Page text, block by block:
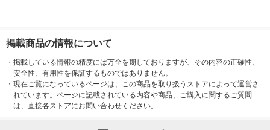
掲載商品の情報について
・ 掲載している情報の精度には万全を期しておりますが、その内容の正確性、
安全性、有用性を保証するものではありません。
・ 現在ご覧になっているページは、この商品を取り扱うストアによって運営さ
れています。ページに記載されている内容や商品、ご購入に関するご質問
は、直接各ストアにお問い合わせください。